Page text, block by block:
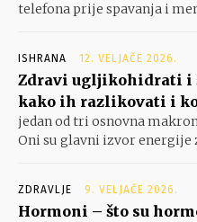
telefona prije spavanja i
ISHRANA 12. VELJAČE 2026.
Zdravi ugljikohidrati
kako ih razlikovati i
jedan od tri osnovna
Oni su glavni izvor energije
ZDRAVLJE 9. VELJAČE 2026.
Hormoni – što su